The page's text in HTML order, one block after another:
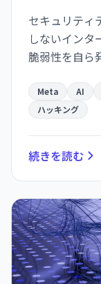
セキュリティ
しないインタ
脆弱性を自ら
る。
Meta AI
ハッキング
続きを読む